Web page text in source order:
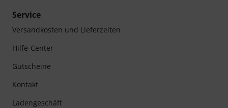
Service
Versandkosten und Lieferzeiten
Hilfe-Center
Gutscheine
Kontakt
Ladengeschäft